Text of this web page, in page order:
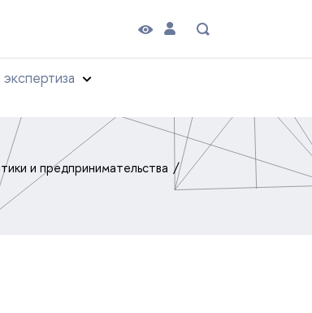
и предпринимательства